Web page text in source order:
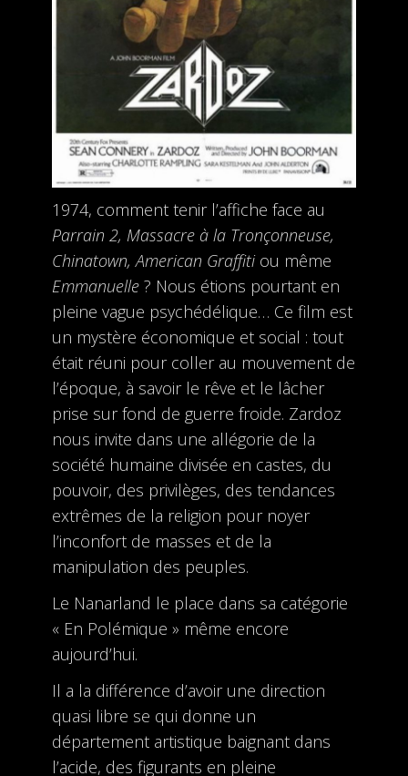
1974, comment tenir l’affiche face au
Parrain 2, Massacre à la Tronçonneuse,
Chinatown, American Graffitiou même
Emmanuelle? Nous étions pourtant en
pleine vague psychédélique… Ce film est
un mystère économique et social : tout
était réuni pour coller au mouvement de
l’époque, à savoir le rêve et le lâcher
prise sur fond de guerre froide. Zardoz
nous invite dans une allégorie de la
société humaine divisée en castes, du
pouvoir, des privilèges, des tendances
extrêmes de la religion pour noyer
l’inconfort de masses et de la
manipulation des peuples.
Le Nanarland le place dans sa catégorie
« En Polémique » même encore
aujourd’hui.
Il a la différence d’avoir une direction
quasi libre se qui donne un
département artistique baignant dans
l’acide, des figurants en pleine